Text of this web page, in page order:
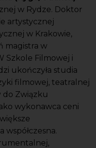
w Rydze. Doktor
artystycznej
w Krakowie,
magistra w
Szkole Filmowej i
ukończyła studia
filmowej, teatralnej
do Związku
wykonawca ceni